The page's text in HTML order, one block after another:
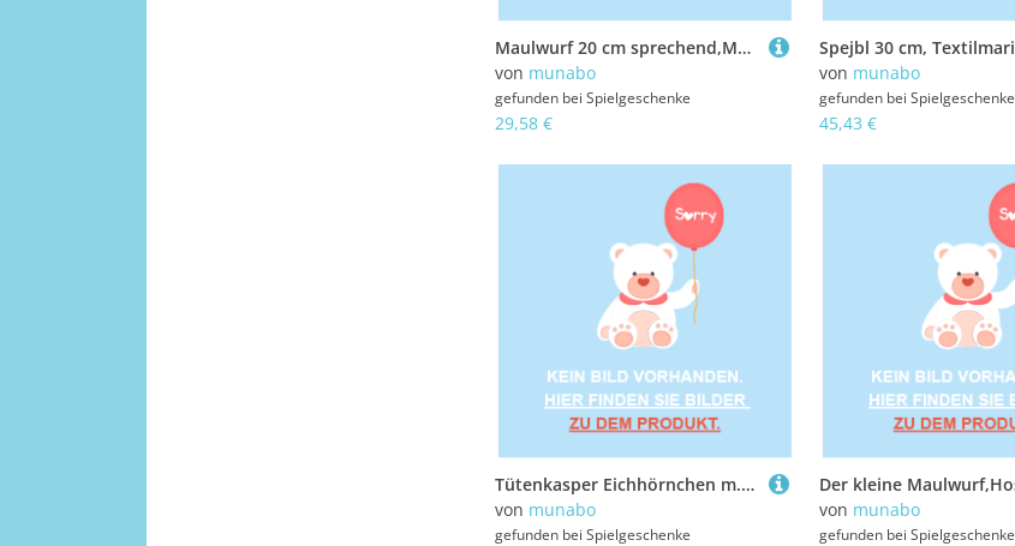
Maulwurf 20 cm sprechend,Mütze rote-Trikolore 1+
von munabo
gefunden bei Spielgeschenke
29,58 €
von munabo
gefunden bei Spielgeschenke
45,43 €
Tütenkasper Eichhörnchen m.Haselnuss 21cm
von munabo
gefunden bei Spielgeschenke
von munabo
gefunden bei Spielgeschenke